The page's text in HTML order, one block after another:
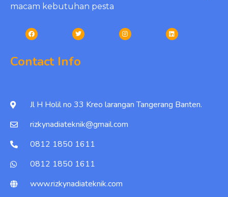
macam kebutuhan pesta
Contact Info
Jl H Holil no 33 Kreo larangan Tangerang Banten.
rizkynadiateknik@gmail.com
0812 1850 1611
0812 1850 1611
www.rizkynadiateknik.com